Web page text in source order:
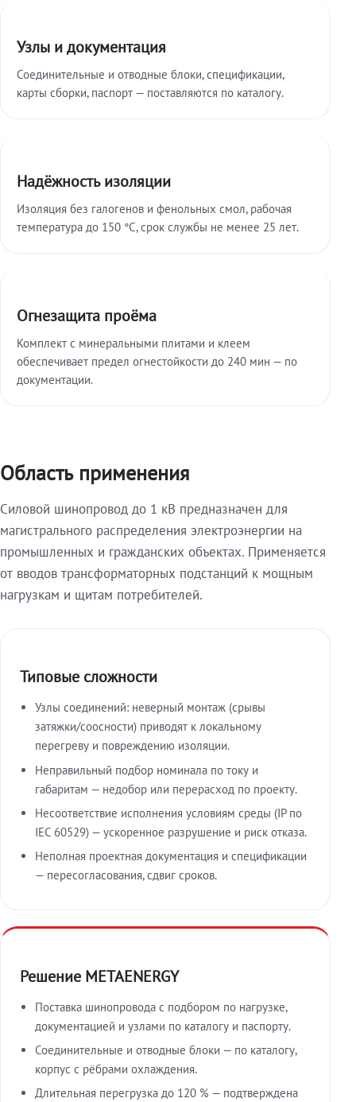
Узлы и документация
Соединительные и отводные блоки, спецификации,
карты сборки, паспорт — поставляются по каталогу.
Надёжность изоляции
Изоляция без галогенов и фенольных смол, рабочая
температура до 150 °C, срок службы не менее 25 лет.
Огнезащита проёма
Комплект с минеральными плитами и клеем
обеспечивает предел огнестойкости до 240 мин — по
документации.
Область применения
Силовой шинопровод до 1 кВ предназначен для
магистрального распределения электроэнергии на
промышленных и гражданских объектах. Применяется
от вводов трансформаторных подстанций к мощным
нагрузкам и щитам потребителей.
Типовые сложности
Узлы соединений: неверный монтаж (срывы
затяжки/соосности) приводят к локальному
перегреву и повреждению изоляции.
Неправильный подбор номинала по току и
габаритам — недобор или перерасход по проекту.
Несоответствие исполнения условиям среды (IP по
IEC 60529) — ускоренное разрушение и риск отказа.
Неполная проектная документация и спецификации
— пересогласования, сдвиг сроков.
Решение METAENERGY
Поставка шинопровода с подбором по нагрузке,
документацией и узлами по каталогу и паспорту.
Соединительные и отводные блоки — по каталогу,
корпус с рёбрами охлаждения.
Длительная перегрузка до 120 % — подтверждена